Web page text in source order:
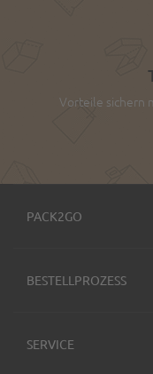
Vorteile sichern
PACK2GO
BESTELLPROZESS
SERVICE